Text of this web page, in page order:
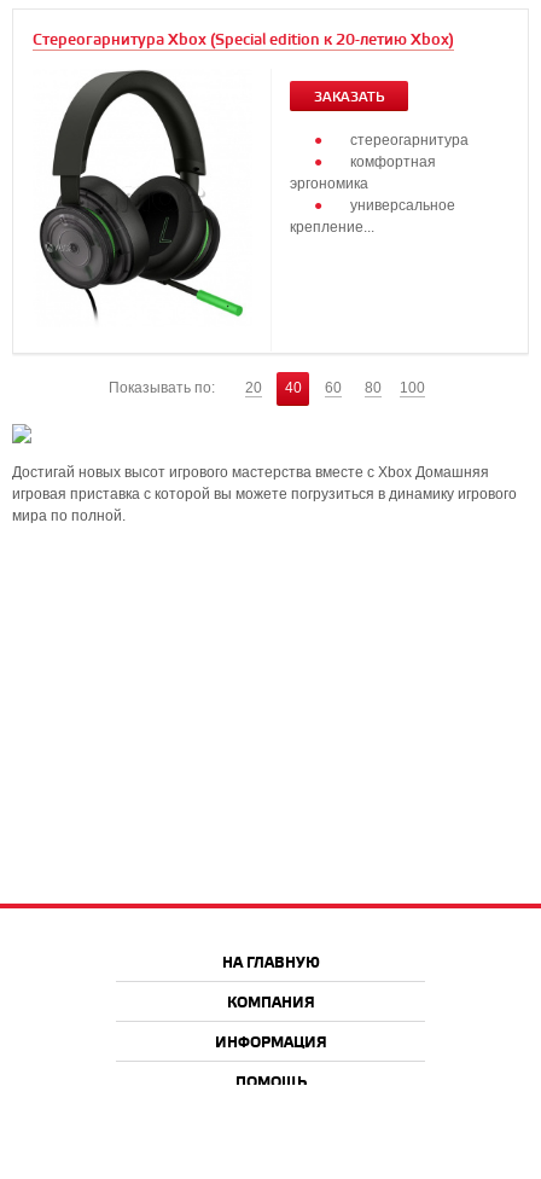
Стереогарнитура Xbox (Special edition к 20-летию Xbox)
ЗАКАЗАТЬ
стереогарнитура
комфортная
эргономика
универсальное
крепление...
Показывать по: 20 40 60 80 100
Достигай новых высот игрового мастерства вместе с Xbox Домашняя
игровая приставка с которой вы можете погрузиться в динамику игрового
мира по полной.
НА ГЛАВНУЮ
КОМПАНИЯ
ИНФОРМАЦИЯ
ПОМОЩЬ